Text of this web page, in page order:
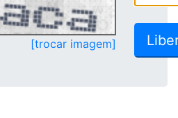
[trocar imagem]